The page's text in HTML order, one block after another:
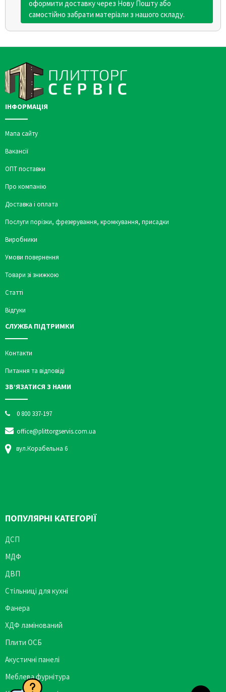
оформити доставку через Нову Пошту або
самостійно забрати матеріали з нашого складу.
ІНФОРМАЦІЯ
Мапа сайту
Вакансії
ОПТ поставки
Про компанію
Доставка і оплата
Послуги порізки, фрезерування, кромкування, присадки
Виробники
Умови повернення
Товари зі знижкою
Статті
Відгуки
СЛУЖБА ПІДТРИМКИ
Контакти
Питання та відповіді
ЗВ’ЯЗАТИСЯ З НАМИ
0 800 337-197
office@plittorgservis.com.ua
вул.Корабельна 6
ПОПУЛЯРНІ КАТЕГОРІЇ
ДСП
МДФ
ДВП
Стільниці для кухні
Фанера
ХДФ ламінований
Плити ОСБ
Акустичні панелі
Меблева фурнітура